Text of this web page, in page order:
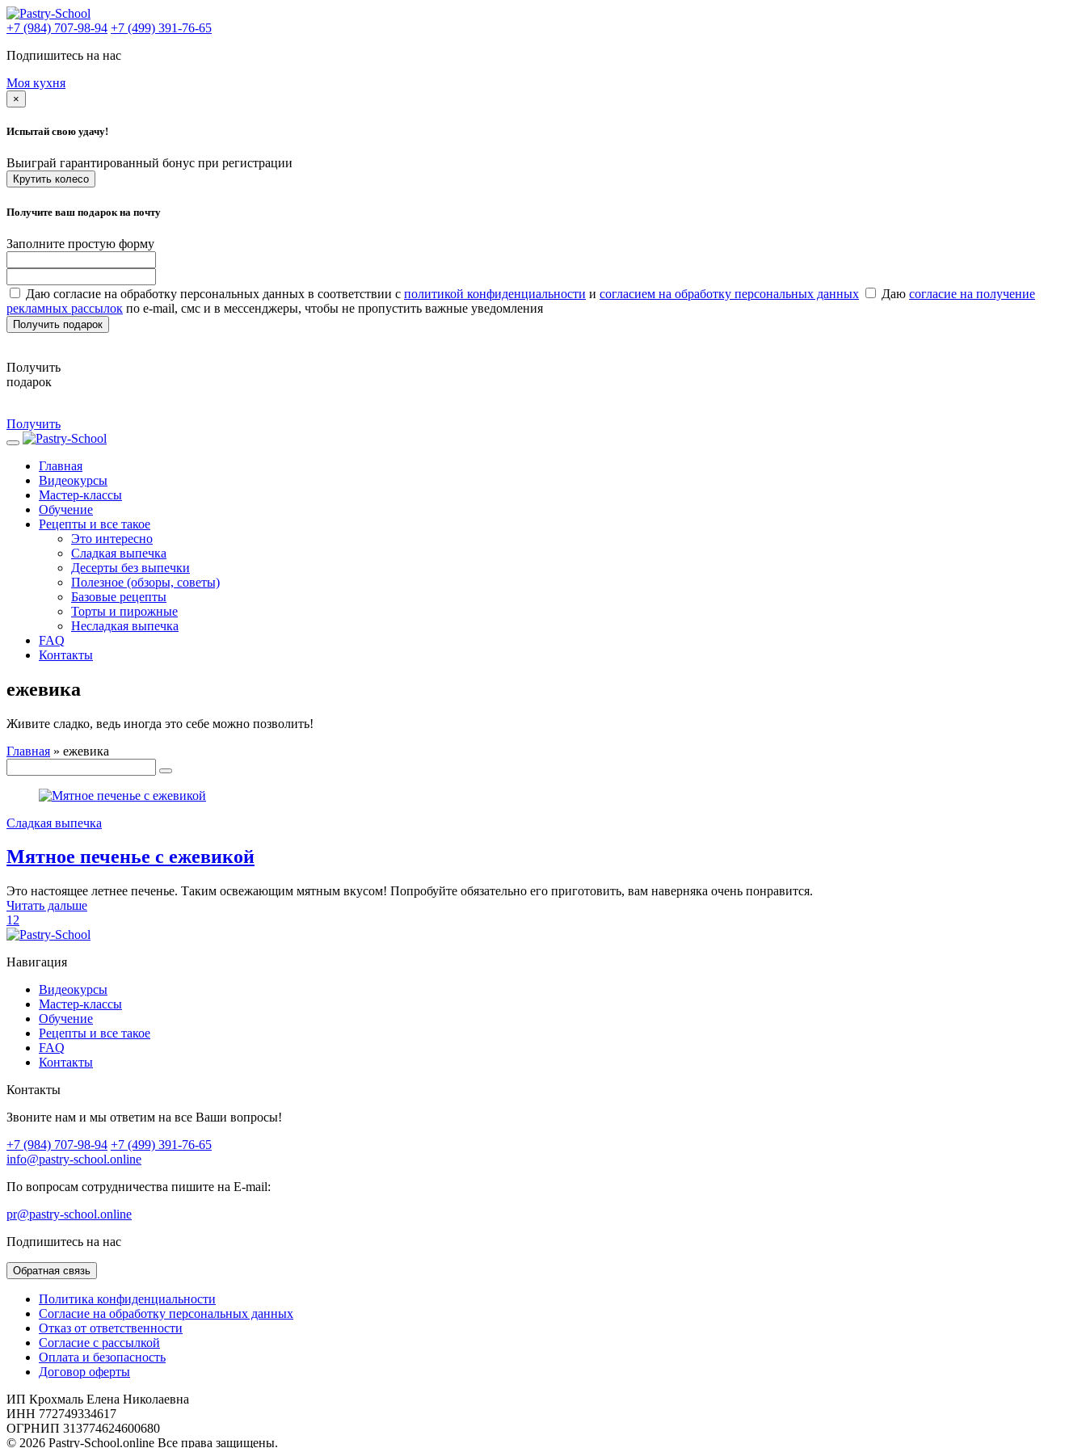
+7 (984) 707-98-94 +7 (499) 391-76-65
Подпишитесь на нас
Моя кухня
×
Испытай свою удачу!
Выиграй гарантированный бонус при регистрации
Крутить колесо
Получите ваш подарок на почту
Заполните простую форму
Даю согласие на обработку персональных данных в соответствии с политикой конфиденциальности и согласием на обработку персональных данных Даю согласие на получение
рекламных рассылок по e-mail, смс и в мессенджеры, чтобы не пропустить важные уведомления
Получить подарок
Получить
подарок
Получить
Главная
Видеокурсы
Мастер-классы
Обучение
Рецепты и все такое
Это интересно
Сладкая выпечка
Десерты без выпечки
Полезное (обзоры, советы)
Базовые рецепты
Торты и пирожные
Несладкая выпечка
FAQ
Контакты
ежевика
Живите сладко, ведь иногда это себе можно позволить!
Главная » ежевика
Сладкая выпечка
Мятное печенье с ежевикой
Это настоящее летнее печенье. Таким освежающим мятным вкусом! Попробуйте обязательно его приготовить, вам наверняка очень понравится.
Читать дальше
12
Навигация
Видеокурсы
Мастер-классы
Обучение
Рецепты и все такое
FAQ
Контакты
Контакты
Звоните нам и мы ответим на все Ваши вопросы!
+7 (984) 707-98-94 +7 (499) 391-76-65
info@pastry-school.online
По вопросам сотрудничества пишите на E-mail:
pr@pastry-school.online
Подпишитесь на нас
Обратная связь
Политика конфиденциальности
Согласие на обработку персональных данных
Отказ от ответственности
Согласие с рассылкой
Оплата и безопасность
Договор оферты
ИП Крохмаль Елена Николаевна
ИНН 772749334617
ОГРНИП 313774624600680
© 2026 Pastry-School.online Все права защищены.